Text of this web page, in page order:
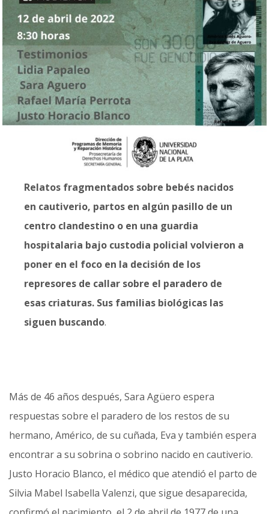
Relatos fragmentados sobre bebés nacidos
en cautiverio, partos en algún pasillo de un
centro clandestino o en una guardia
hospitalaria bajo custodia policial volvieron a
poner en el foco en la decisión de los
represores de callar sobre el paradero de
esas criaturas. Sus familias biológicas las
siguen buscando.
Más de 46 años después, Sara Agüero espera
respuestas sobre el paradero de los restos de su
hermano, Américo, de su cuñada, Eva y también espera
encontrar a su sobrina o sobrino nacido en cautiverio.
Justo Horacio Blanco, el médico que atendió el parto de
Silvia Mabel Isabella Valenzi, que sigue desaparecida,